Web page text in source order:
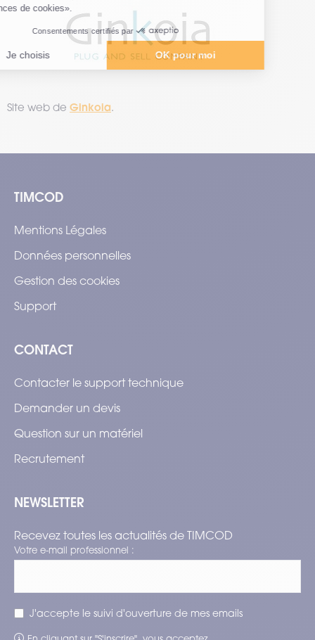
Site web de Ginkoia
TIMCOD
Mentions Légales
Données personnelles
Gestion des cookies
Support
CONTACT
Contacter le support technique
Demander un devis
Question sur un matériel
Recrutement
NEWSLETTER
Recevez toutes les actualités de TIMCOD
Votre e-mail professionnel :
J'accepte le suivi d'ouverture de mes emails